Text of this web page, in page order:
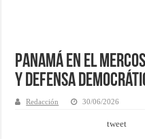
Panamá en el
y Defensa
Redacción 30/06/2026
tweet